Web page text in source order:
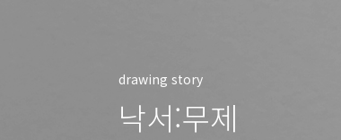
drawing story
낙서:무제